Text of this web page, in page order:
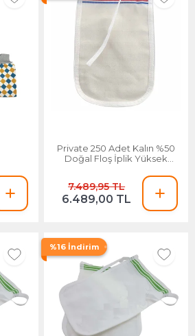
Private 250 Adet Kalın %50
Doğal Floş İplik Yüksek
7.489,95 TL
6.489,00 TL
%16 İndirim